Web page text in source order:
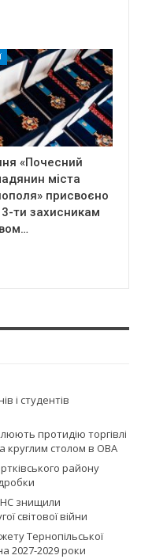
«Почесний
міста
присвоєно
ти захисникам
і студентів
протидію торгівлі
круглим столом в ОВА
району
знищили
світової війни
Тернопільської
2027-2029 роки